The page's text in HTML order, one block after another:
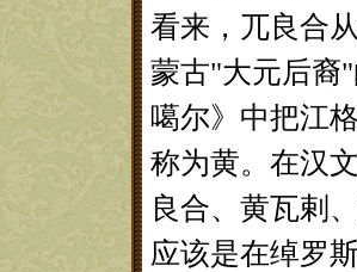
看来，兀良合
蒙古"大元后裔
噶尔》中把江
称为黄。在汉
良合、黄瓦剌
应该是在绰罗